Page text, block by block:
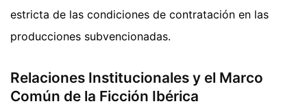
estricta de las condiciones de contratación en las
producciones subvencionadas.
Relaciones Institucionales y el Marco
Común de la Ficción Ibérica